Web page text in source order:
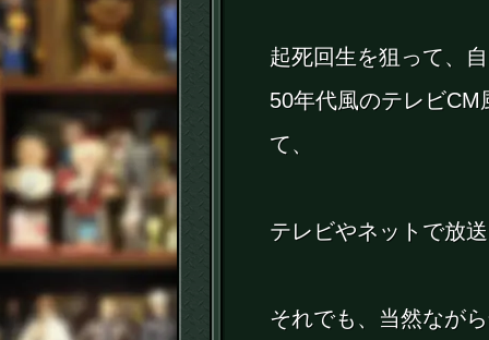
起死回生を狙って、
50年代風のテレビ
て、
テレビやネットで放
それでも、当然なが